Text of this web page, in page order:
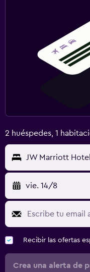
Zona cubierta de juegos
Club infantil
Equipo infantil para
Muebles de exterior
Jardín
Terraza/patio
Sillas de playa
Toallas de playa
Terraza
Salud y seguridad
2 huéspedes, 1
JW Marriott
vie. 14/8
Recibir las ofertas
Crea una alerta de